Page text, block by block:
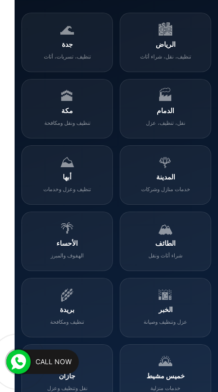
🏙️
الرياض
تنظيف، نقل، شراء أثاث
🌊
جدة
تنظيف، تسربات، أثاث
🏭
الدمام
نقل، تنظيف، عزل
🕋
مكة
تنظيف ونقل ومكافحة
🌹
المدينة
خدمات منازل وشركات
⛰️
أبها
تنظيف وعزل وخدمات
🏔️
الطائف
شراء أثاث ونقل
🌴
الأحساء
الهفوف والمبرز
🌆
الخبر
عزل وتنظيف وصيانة
🌾
بريدة
تنظيف ومكافحة
🌄
خميس مشيط
خدمات منزلية
🌊
جازان
نقل وتنظيف وعزل
CALL NOW